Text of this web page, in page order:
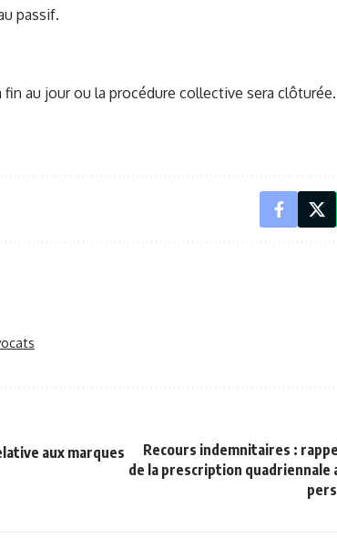
passif.
au jour ou la procédure collective sera clôturée.
aux marques
Recours indemnitaires :
de la prescription quadriennale